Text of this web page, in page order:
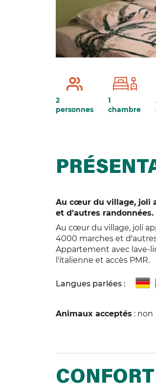
2
personnes
1
chambre
Au cœur du village, joli
et d'autres randonnées.
Au cœur du village, joli
4000 marches et
Appartement avec lave-
l'italienne et accès PMR.
Langues parlées :
Animaux acceptés : non